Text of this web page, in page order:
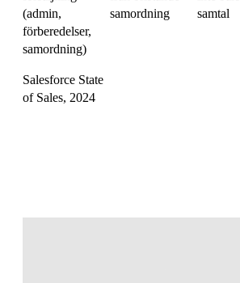
(admin,
förberedelser,
samordning)
Salesforce State
of Sales, 2024
samordning
samtal